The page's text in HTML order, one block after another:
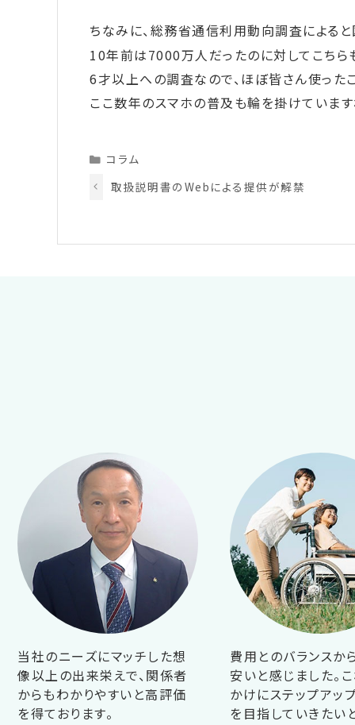
ちなみに、総務省通信利用動向調査による
10年前は7000万人だったのに対してこちら
6才以上への調査なので、ほぼ皆さん使った
ここ数年のスマホの普及も輪を掛けています
Categories
コラム
取扱説明書のWebによる提供が解禁
当社のニーズにマッチした想
像以上の出来栄えで、関係者
からもわかりやすいと高評価
を得ております。
費用とのバランスか
安いと感じました。
かけにステップアッ
を目指していきたい